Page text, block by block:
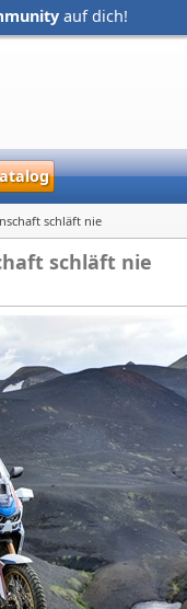
auf dich!
schläft nie
schläft nie